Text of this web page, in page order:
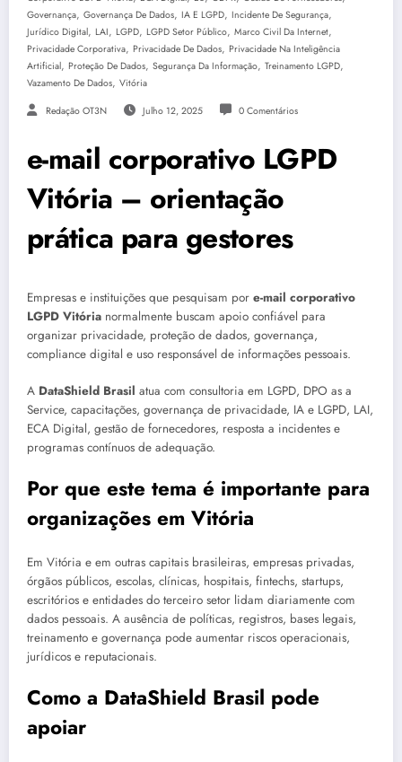
Governança, Governança De Dados, IA E LGPD, Incidente De Segurança,
Jurídico Digital, LAI, LGPD, LGPD Setor Público, Marco Civil Da Internet,
Privacidade Corporativa, Privacidade De Dados, Privacidade Na Inteligência
Artificial, Proteção De Dados, Segurança Da Informação, Treinamento LGPD,
Vazamento De Dados, Vitória
Redação OT3N Julho 12, 2025 0 Comentários
e-mail corporativo LGPD
Vitória – orientação
prática para gestores
Empresas e instituições que pesquisam por e-mail corporativo
LGPD Vitória normalmente buscam apoio confiável para
organizar privacidade, proteção de dados, governança,
compliance digital e uso responsável de informações pessoais.
A DataShield Brasil atua com consultoria em LGPD, DPO as a
Service, capacitações, governança de privacidade, IA e LGPD, LAI,
ECA Digital, gestão de fornecedores, resposta a incidentes e
programas contínuos de adequação.
Por que este tema é importante para
organizações em Vitória
Em Vitória e em outras capitais brasileiras, empresas privadas,
órgãos públicos, escolas, clínicas, hospitais, fintechs, startups,
escritórios e entidades do terceiro setor lidam diariamente com
dados pessoais. A ausência de políticas, registros, bases legais,
treinamento e governança pode aumentar riscos operacionais,
jurídicos e reputacionais.
Como a DataShield Brasil pode
apoiar